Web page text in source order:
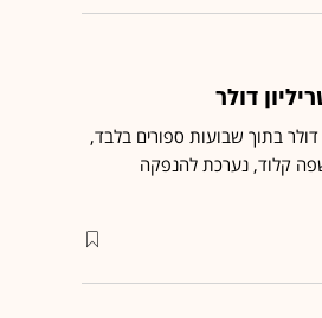
השלימה סבב גיוס ענק של 65 מיליארד דולר בתוך שבועות ספורים בלבד,
השפה קלוד, נערכת להנפקה